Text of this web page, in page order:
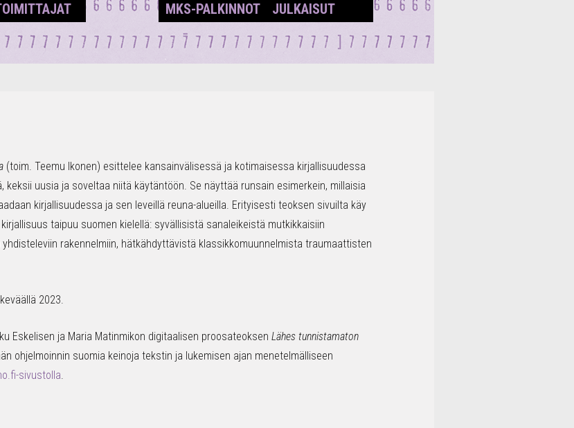
MKS-PALKINNOT JULKAISUT
(toim. Teemu Ikonen) esittelee kansainvälisessä ja kotimaisessa kirjallisuudessa
keksii uusia ja soveltaa niitä käytäntöön. Se näyttää runsain esimerkein, millaisia
kirjallisuudessa ja sen leveillä reuna-alueilla. Erityisesti teoksen sivuilta käy
taipuu suomen kielellä: syvällisistä sanaleikeistä mutkikkaisiin
rakennelmiin, hätkähdyttävistä klassikkomuunnelmista traumaattisten
2023.
Eskelisen ja Maria Matinmikon digitaalisen proosateoksen Lähes tunnistamaton
ohjelmoinnin suomia keinoja tekstin ja lukemisen ajan menetelmälliseen
sivustolla.